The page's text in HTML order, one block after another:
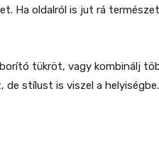
Ha oldalról is jut rá
tükröt, vagy kombinálj
stílust is viszel a helyiségbe.